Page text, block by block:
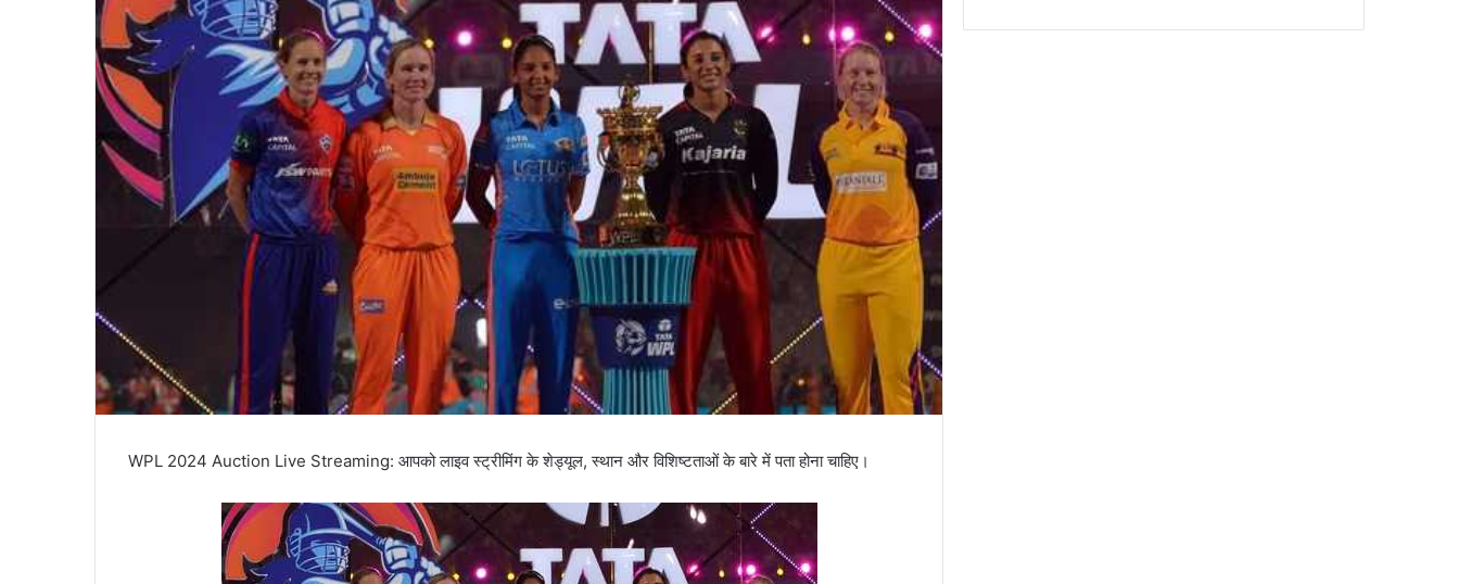
WPL 2024 Auction Live Streaming: आपको लाइव स्ट्रीमिंग के शेड्यूल, स्थान और विशिष्टताओं के बारे में पता होना चाहिए।